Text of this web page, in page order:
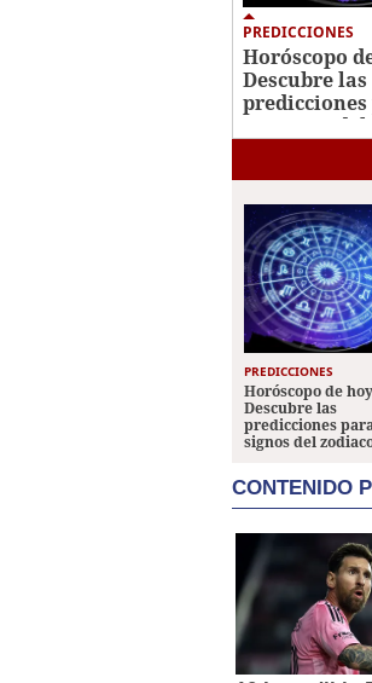
PREDICCIONES
Horóscopo
Descubre las
12 signos del
PREDICCIONES
Horóscopo de
Descubre las
predicciones
signos del
CONTENIDO